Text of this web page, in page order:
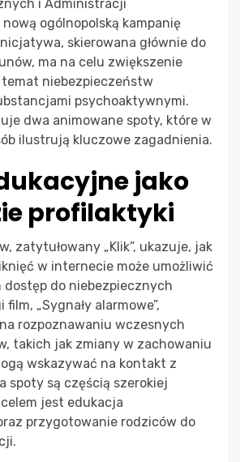
i Administracji
nową ogólnopolską kampanię
skierowana głównie do
ma na celu zwiększenie
niebezpieczeństw
psychoaktywnymi.
dwa animowane spoty, które w
ilustrują kluczowe zagadnienia.
jako
profilaktyki
zatytułowany „Klik”, ukazuje, jak
w internecie może umożliwić
dostęp do niebezpiecznych
„Sygnały alarmowe”,
rozpoznawaniu wczesnych
takich jak zmiany w zachowaniu
wskazywać na kontakt z
spoty są częścią szerokiej
jest edukacja
przygotowanie rodziców do